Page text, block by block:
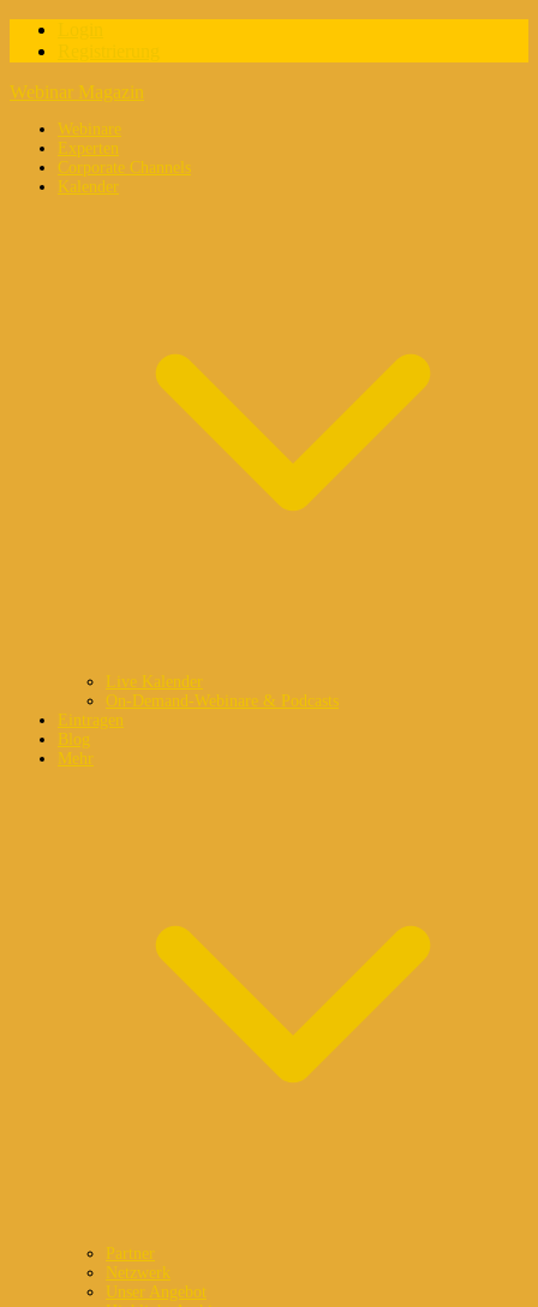
Webinar Magazin
Webinare
Experten
Corporate Channels
Kalender
Live Kalender
On-Demand-Webinare & Podcasts
Eintragen
Blog
Mehr
Partner
Netzwerk
Unser Angebot